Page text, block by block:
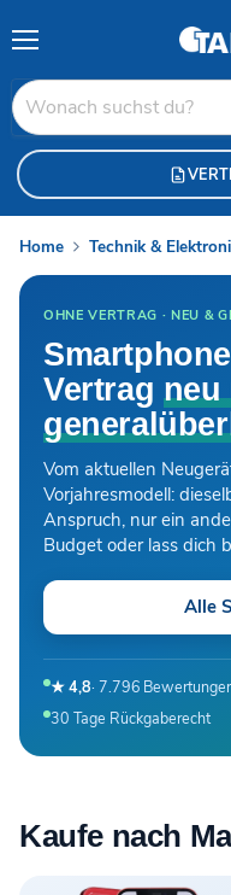
Home Technik &
OHNE VERTRAG · NEU &
Vertrag neu
Vom aktuellen
Vorjahresmodell:
Anspruch, nur ein
Budget oder lass dich
Alle
★ 4,8· 7.796
30 Tage Rückgaberecht
Kaufe nach